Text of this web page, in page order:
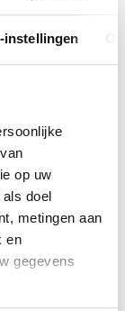
instellingen
op uw
doel
metingen aan
en
gegevens
al benoemd
bij
geen onwil
We geven
kant te
heeft dat
wij actie
te